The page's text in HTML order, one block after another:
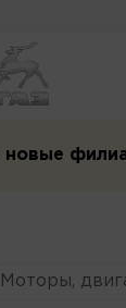
новые
Моторы,